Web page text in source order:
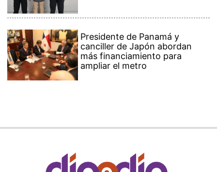
Presidente de Panamá y
canciller de Japón abordan
más financiamiento para
ampliar el metro